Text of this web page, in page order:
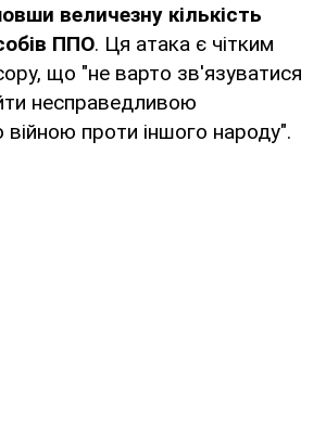
величезну кількість
ППО. Ця атака є чітким
що "не варто зв'язуватися
несправедливою
проти іншого народу".